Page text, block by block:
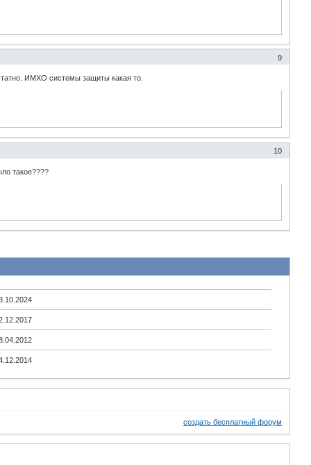
9
ИМХО системы защиты какая то.
10
такое????
создать бесплатный форум